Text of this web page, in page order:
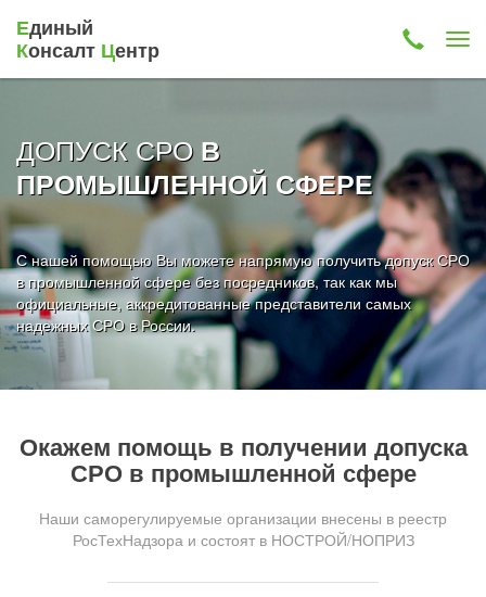
Единый
Консалт Центр
ДОПУСК СРОВ
ПРОМЫШЛЕННОЙ СФЕРЕ
С нашей помощью Вы можете напрямую получить допуск СРО
в промышленной сфере без посредников, так как мы
официальные, аккредитованные представители самых
надежных СРО в России.
Окажем помощь в получении допуска
СРО в промышленной сфере
Наши саморегулируемые организации внесены в реестр
РосТехНадзора и состоят в НОСТРОЙ/НОПРИЗ